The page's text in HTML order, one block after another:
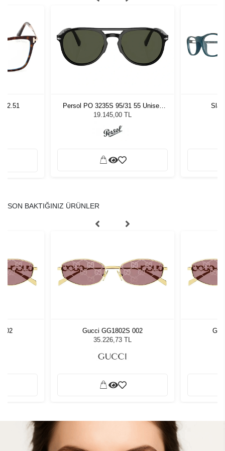
02.51
Persol PO 3235S 95/31 55 Unisex
Güneş Gözlüğü
19.145,00 TL
SON BAKTIĞINIZ ÜRÜNLER
002
Gucci GG1802S 002
35.226,73 TL